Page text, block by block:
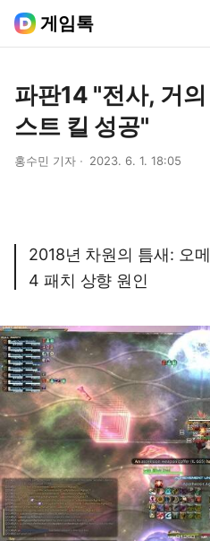
게임톡
파판14 "전사, 거
스트 킬 성공"
홍수민 기자 2023. 6. 1. 18:05
2018년 차원의 틈새: 오
4 패치 상향 원인